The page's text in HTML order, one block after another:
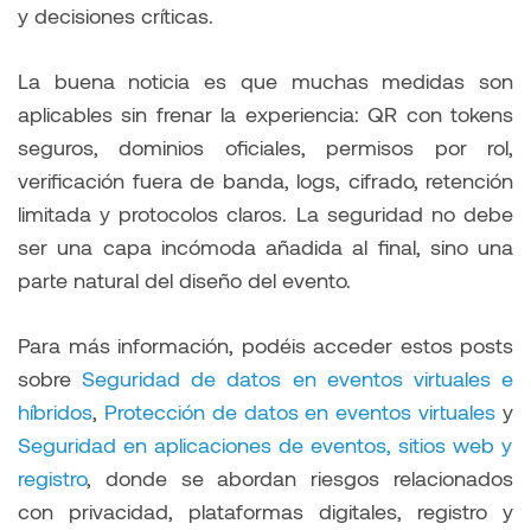
y decisiones críticas.
La buena noticia es que muchas medidas son
aplicables sin frenar la experiencia: QR con tokens
seguros, dominios oficiales, permisos por rol,
verificación fuera de banda, logs, cifrado, retención
limitada y protocolos claros. La seguridad no debe
ser una capa incómoda añadida al final, sino una
parte natural del diseño del evento.
Para más información, podéis acceder estos posts
sobre Seguridad de datos en eventos virtuales e
híbridos, Protección de datos en eventos virtuales y
Seguridad en aplicaciones de eventos, sitios web y
registro, donde se abordan riesgos relacionados
con privacidad, plataformas digitales, registro y